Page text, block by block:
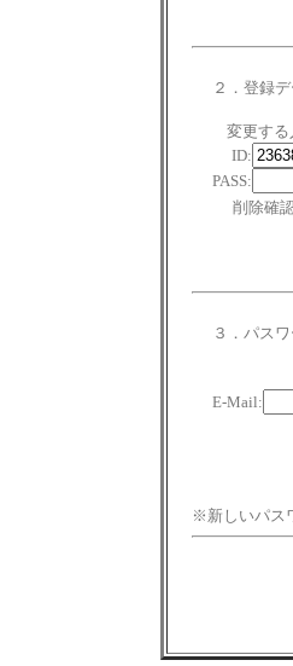
２．登録
変更する
ID:
PASS:
削除確
３．パス
E-Mail:
※新しいパス